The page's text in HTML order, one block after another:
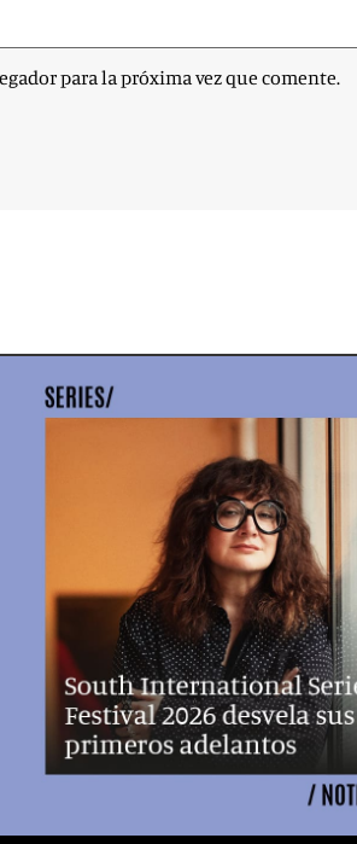
para la próxima vez que comente.